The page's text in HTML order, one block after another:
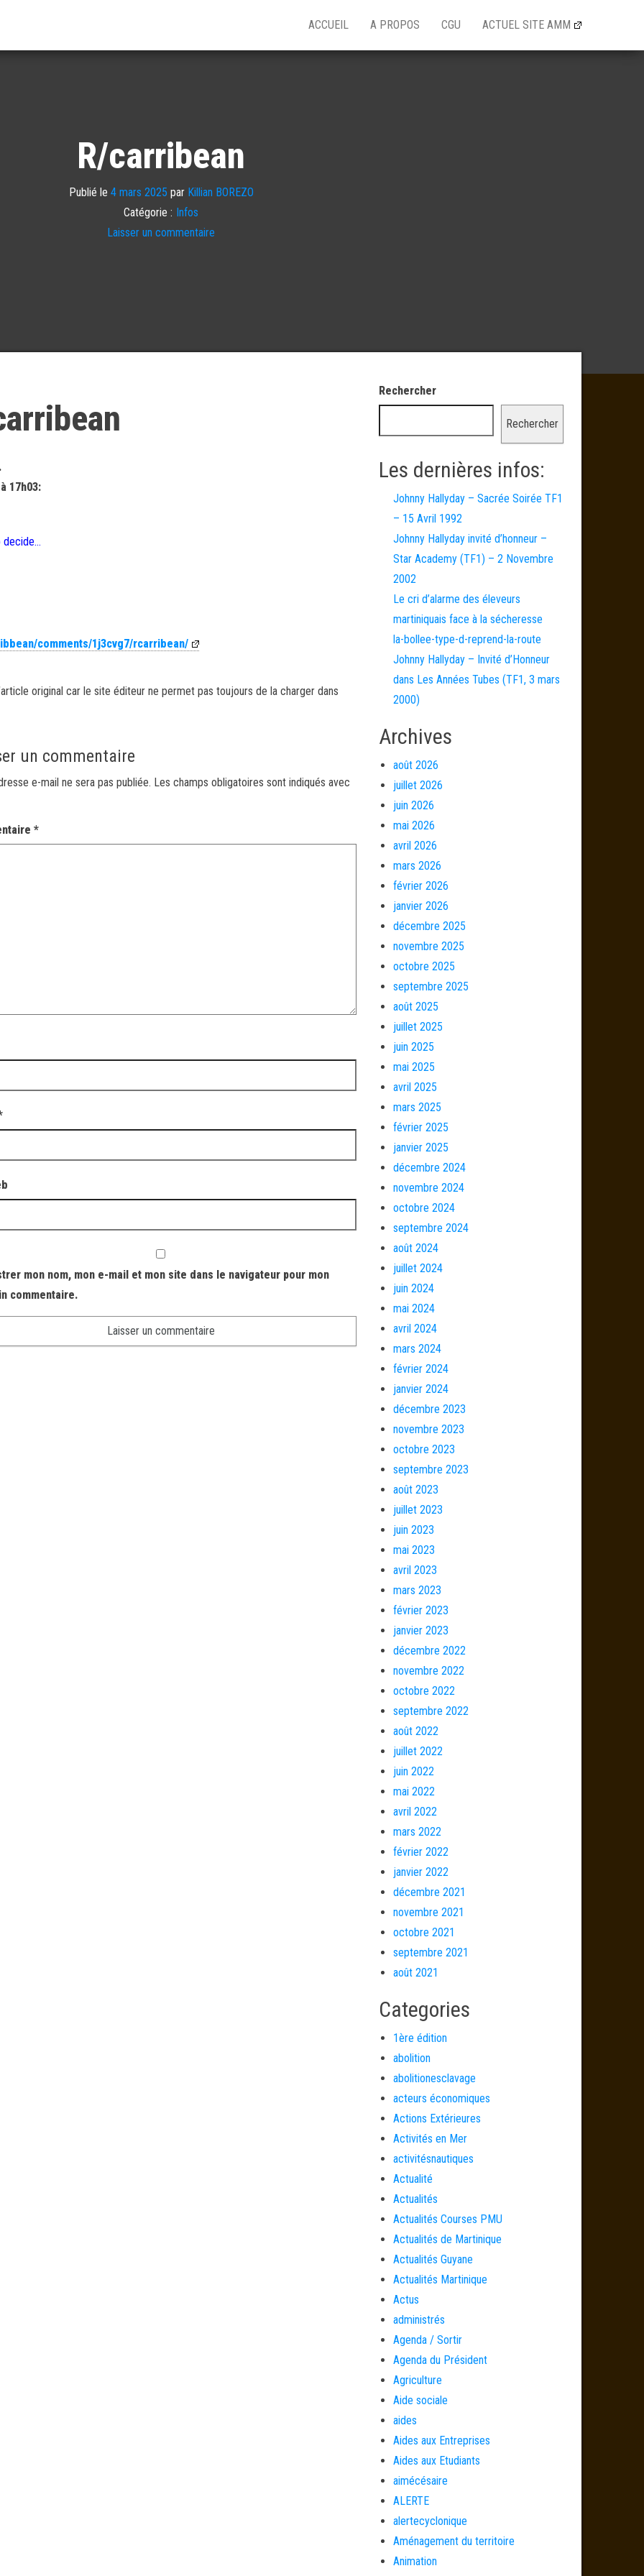
ACCUEIL A PROPOS CGU ACTUEL SITE AMM
R/carribean
Publié le 4 mars 2025 par Killian BOREZO
Catégorie : Infos
Laisser un commentaire
17h03:
decide…
comments/1j3cvg7/rcarribean/
original car le site éditeur ne permet pas toujours de la charger dans
un commentaire
e-mail ne sera pas publiée. Les champs obligatoires sont indiqués avec
*
mon nom, mon e-mail et mon site dans le navigateur pour mon
commentaire.
Rechercher
Rechercher
Les dernières infos:
Johnny Hallyday – Sacrée Soirée TF1
– 15 Avril 1992
Johnny Hallyday invité d’honneur –
Star Academy (TF1) – 2 Novembre
2002
Le cri d’alarme des éleveurs
martiniquais face à la sécheresse
la-bollee-type-d-reprend-la-route
Johnny Hallyday – Invité d’Honneur
dans Les Années Tubes (TF1, 3 mars
2000)
Archives
août 2026
juillet 2026
juin 2026
mai 2026
avril 2026
mars 2026
février 2026
janvier 2026
décembre 2025
novembre 2025
octobre 2025
septembre 2025
août 2025
juillet 2025
juin 2025
mai 2025
avril 2025
mars 2025
février 2025
janvier 2025
décembre 2024
novembre 2024
octobre 2024
septembre 2024
août 2024
juillet 2024
juin 2024
mai 2024
avril 2024
mars 2024
février 2024
janvier 2024
décembre 2023
novembre 2023
octobre 2023
septembre 2023
août 2023
juillet 2023
juin 2023
mai 2023
avril 2023
mars 2023
février 2023
janvier 2023
décembre 2022
novembre 2022
octobre 2022
septembre 2022
août 2022
juillet 2022
juin 2022
mai 2022
avril 2022
mars 2022
février 2022
janvier 2022
décembre 2021
novembre 2021
octobre 2021
septembre 2021
août 2021
Categories
1ère édition
abolition
abolitionesclavage
acteurs économiques
Actions Extérieures
Activités en Mer
activitésnautiques
Actualité
Actualités
Actualités Courses PMU
Actualités de Martinique
Actualités Guyane
Actualités Martinique
Actus
administrés
Agenda / Sortir
Agenda du Président
Agriculture
Aide sociale
aides
Aides aux Entreprises
Aides aux Etudiants
aimécésaire
ALERTE
alertecyclonique
Aménagement du territoire
Animation